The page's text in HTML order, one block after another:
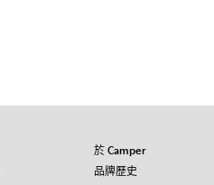
於 Camper
品牌歷史